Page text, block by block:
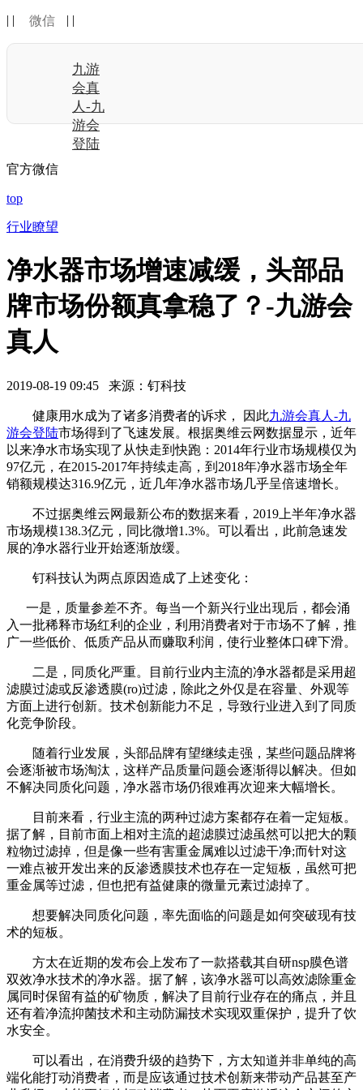
| | 微信 | |
九游
会真
人-九
游会
登陆
官方微信
top
行业瞭望
净水器市场增速减缓，头部品
牌市场份额真拿稳了？-九游会
真人
2019-08-19 09:45 来源：钉科技
健康用水成为了诸多消费者的诉求， 因此九游会真人-九
游会登陆市场得到了飞速发展。根据奥维云网数据显示，近年
以来净水市场实现了从快走到快跑：2014年行业市场规模仅为
97亿元，在2015-2017年持续走高，到2018年净水器市场全年
销额规模达316.9亿元，近几年净水器市场几乎呈倍速增长。
不过据奥维云网最新公布的数据来看，2019上半年净水器
市场规模138.3亿元，同比微增1.3%。可以看出，此前急速发
展的净水器行业开始逐渐放缓。
钉科技认为两点原因造成了上述变化：
一是，质量参差不齐。每当一个新兴行业出现后，都会涌
入一批稀释市场红利的企业，利用消费者对于市场不了解，推
广一些低价、低质产品从而赚取利润，使行业整体口碑下滑。
二是，同质化严重。目前行业内主流的净水器都是采用超
滤膜过滤或反渗透膜(ro)过滤，除此之外仅是在容量、外观等
方面上进行创新。技术创新能力不足，导致行业进入到了同质
化竞争阶段。
随着行业发展，头部品牌有望继续走强，某些问题品牌将
会逐渐被市场淘汰，这样产品质量问题会逐渐得以解决。但如
不解决同质化问题，净水器市场仍很难再次迎来大幅增长。
目前来看，行业主流的两种过滤方案都存在着一定短板。
据了解，目前市面上相对主流的超滤膜过滤虽然可以把大的颗
粒物过滤掉，但是像一些有害重金属难以过滤干净;而针对这
一难点被开发出来的反渗透膜技术也存在一定短板，虽然可把
重金属等过滤，但也把有益健康的微量元素过滤掉了。
想要解决同质化问题，率先面临的问题是如何突破现有技
术的短板。
方太在近期的发布会上发布了一款搭载其自研nsp膜色谱
双效净水技术的净水器。据了解，该净水器可以高效滤除重金
属同时保留有益的矿物质，解决了目前行业存在的痛点，并且
还有着净流抑菌技术和主动防漏技术实现双重保护，提升了饮
水安全。
可以看出，在消费升级的趋势下，方太知道并非单纯的高
端化能打动消费者，而是应该通过技术创新来带动产品甚至产